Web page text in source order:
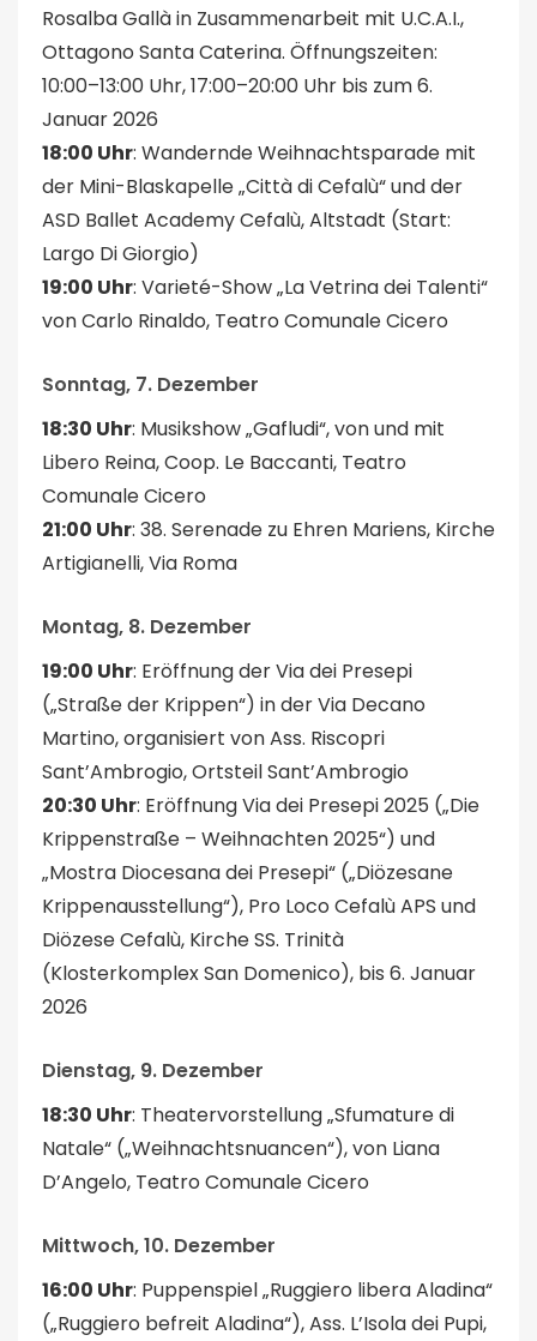
Rosalba Gallà in Zusammenarbeit mit U.C.A.I.,
Ottagono Santa Caterina. Öffnungszeiten:
10:00–13:00 Uhr, 17:00–20:00 Uhr bis zum 6.
Januar 2026
18:00 Uhr: Wandernde Weihnachtsparade mit
der Mini-Blaskapelle „Città di Cefalù“ und der
ASD Ballet Academy Cefalù, Altstadt (Start:
Largo Di Giorgio)
19:00 Uhr: Varieté-Show „La Vetrina dei Talenti“
von Carlo Rinaldo, Teatro Comunale Cicero
Sonntag, 7. Dezember
18:30 Uhr: Musikshow „Gafludi“, von und mit
Libero Reina, Coop. Le Baccanti, Teatro
Comunale Cicero
21:00 Uhr: 38. Serenade zu Ehren Mariens, Kirche
Artigianelli, Via Roma
Montag, 8. Dezember
19:00 Uhr: Eröffnung der Via dei Presepi
(„Straße der Krippen“) in der Via Decano
Martino, organisiert von Ass. Riscopri
Sant’Ambrogio, Ortsteil Sant’Ambrogio
20:30 Uhr: Eröffnung Via dei Presepi 2025 („Die
Krippenstraße – Weihnachten 2025“) und
„Mostra Diocesana dei Presepi“ („Diözesane
Krippenausstellung“), Pro Loco Cefalù APS und
Diözese Cefalù, Kirche SS. Trinità
(Klosterkomplex San Domenico), bis 6. Januar
2026
Dienstag, 9. Dezember
18:30 Uhr: Theatervorstellung „Sfumature di
Natale“ („Weihnachtsnuancen“), von Liana
D’Angelo, Teatro Comunale Cicero
Mittwoch, 10. Dezember
16:00 Uhr: Puppenspiel „Ruggiero libera Aladina“
(„Ruggiero befreit Aladina“), Ass. L’Isola dei Pupi,